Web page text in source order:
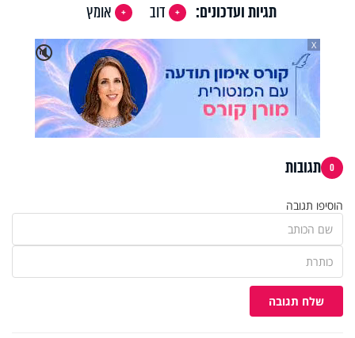
תגיות ועדכונים: דוב
אומץ
🔇
X
0 תגובות
הוסיפו תגובה
שלח תגובה